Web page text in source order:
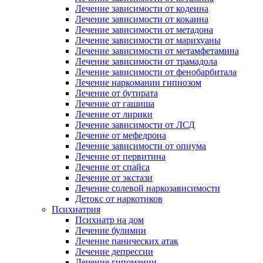
Лечение зависимости от кодеина
Лечение зависимости от кокаина
Лечение зависимости от метадона
Лечение зависимости от марихуаны
Лечение зависимости от метамфетамина
Лечение зависимости от трамадола
Лечение зависимости от фенобарбитала
Лечение наркомании гипнозом
Лечение от бутирата
Лечение от гашиша
Лечение от лирики
Лечение зависимости от ЛСД
Лечение от мефедрона
Лечение зависимости от опиума
Лечение от первитина
Лечение от спайса
Лечение от экстази
Лечение солевой наркозависимости
Детокс от наркотиков
Психиатрия
Психиатр на дом
Лечение булимии
Лечение панических атак
Лечение депрессии